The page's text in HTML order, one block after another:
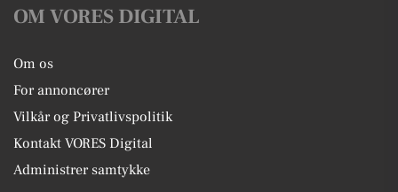
OM VORES DIGITAL
Om os
For annoncører
Vilkår og Privatlivspolitik
Kontakt VORES Digital
Administrer samtykke